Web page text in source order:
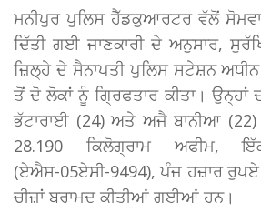
ਮਨੀਪੁਰ ਪੁਲਿਸ ਹੈੱਡਕੁਆਰਟਰ ਵੱਲੋਂ
ਦਿੱਤੀ ਗਈ ਜਾਣਕਾਰੀ ਦੇ ਅਨੁਸਾਰ,
ਜ਼ਿਲ੍ਹੇ ਦੇ ਸੈਨਾਪਤੀ ਪੁਲਿਸ ਸਟੇਸ਼ਨ
ਤੋਂ ਦੋ ਲੋਕਾਂ ਨੂੰ ਗ੍ਰਿਫਤਾਰ ਕੀਤਾ। ਉਨ੍ਹਾਂ
ਭੱਟਾਰਾਈ (24) ਅਤੇ ਅਜੈ ਬਾਨੀਆ
28.190 ਕਿਲੋਗ੍ਰਾਮ ਅਫੀਮ,
(ਏਐਸ-05ਏਸੀ-9494), ਪੰਜ ਹਜ਼ਾਰ
ਚੀਜ਼ਾਂ ਬਰਾਮਦ ਕੀਤੀਆਂ ਗਈਆਂ ਹਨ।